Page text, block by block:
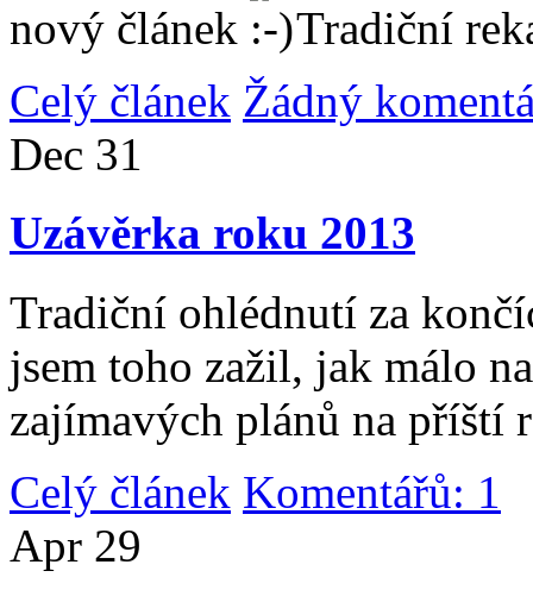
nový článek
Tradiční
Celý článek Žádný
Dec 31
Uzávěrka roku 2013
Tradiční ohlédnutí za
jsem toho zažil, jak málo
zajímavých plánů na příští
Celý článek Komentářů: 1
Apr 29